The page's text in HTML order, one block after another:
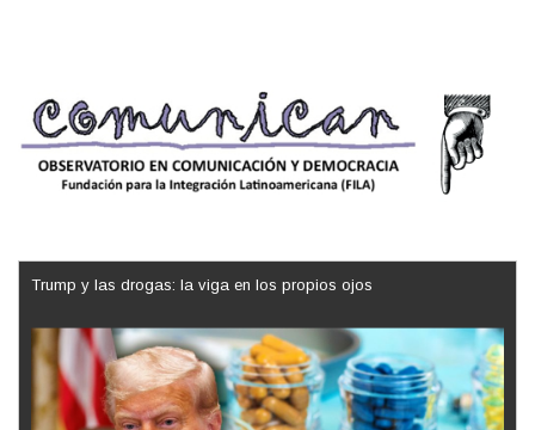
Trump y las drogas: la viga en los propios ojos